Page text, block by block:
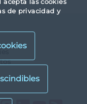
de privacidad y